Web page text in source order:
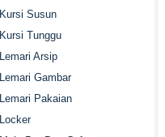
Kursi Susun
Kursi Tunggu
Lemari Arsip
Lemari Gambar
Lemari Pakaian
Locker